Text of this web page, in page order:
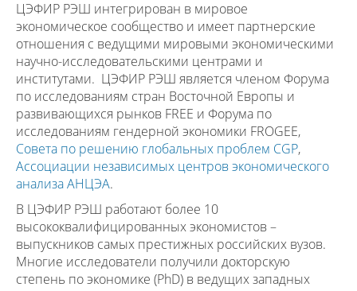
ЦЭФИР РЭШ интегрирован в мировое
экономическое сообщество и имеет партнерские
отношения с ведущими мировыми экономическими
научно-исследовательскими центрами и
институтами. ЦЭФИР РЭШ является членом Форума
по исследованиям стран Восточной Европы и
развивающихся рынков FREE и Форума по
исследованиям гендерной экономики FROGEE,
Совета по решению глобальных проблем CGP,
Ассоциации независимых центров экономического
анализа АНЦЭА.
В ЦЭФИР РЭШ работают более 10
высококвалифицированных экономистов –
выпускников самых престижных российских вузов.
Многие исследователи получили докторскую
степень по экономике (PhD) в ведущих западных